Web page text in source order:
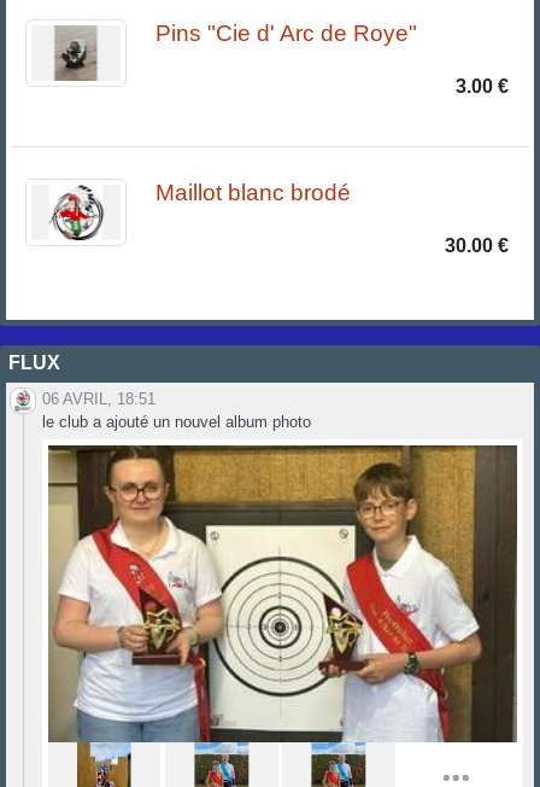
Pins "Cie d' Arc de Roye"
3.00 €
Maillot blanc brodé
30.00 €
FLUX
06 AVRIL, 18:51
le club a ajouté un nouvel album photo